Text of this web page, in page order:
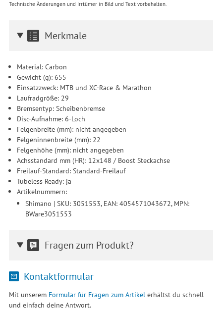
Technische Änderungen und Irrtümer in Bild und Text vorbehalten.
Merkmale
Material: Carbon
Gewicht (g): 655
Einsatzzweck: MTB und XC-Race & Marathon
Laufradgröße: 29
Bremsentyp: Scheibenbremse
Disc-Aufnahme: 6-Loch
Felgenbreite (mm): nicht angegeben
Felgeninnenbreite (mm): 22
Felgenhöhe (mm): nicht angegeben
Achsstandard mm (HR): 12x148 / Boost Steckachse
Freilauf-Standard: Standard-Freilauf
Tubeless Ready: ja
Artikelnummern:
Shimano | SKU: 3051553, EAN: 4054571043672, MPN:
BWare3051553
Fragen zum Produkt?
Kontaktformular
Mit unserem Formular für Fragen zum Artikelerhältst du schnell
und einfach deine Antwort.